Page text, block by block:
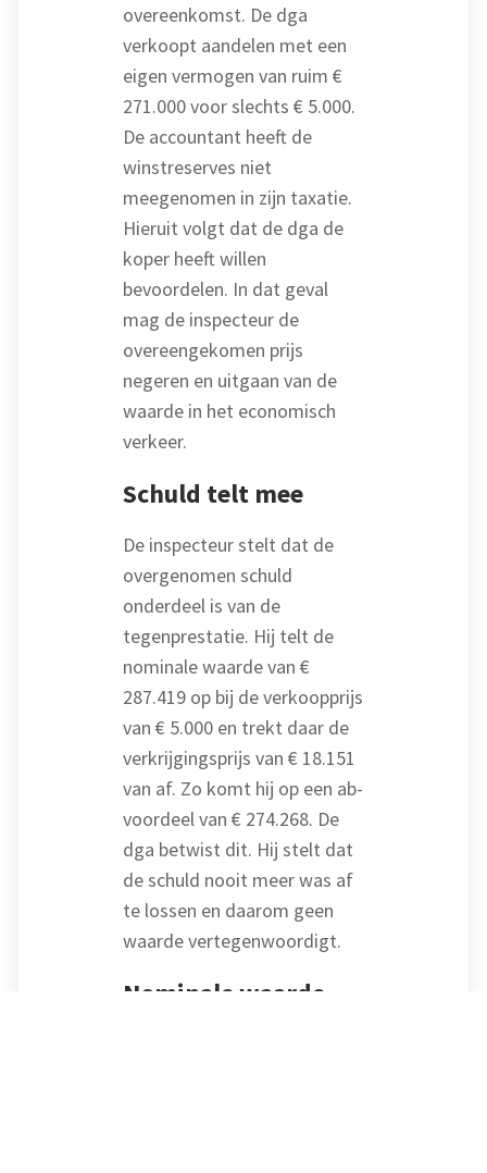
overeenkomst. De dga
verkoopt aandelen met een
eigen vermogen van ruim €
271.000 voor slechts € 5.000.
De accountant heeft de
winstreserves niet
meegenomen in zijn taxatie.
Hieruit volgt dat de dga de
koper heeft willen
bevoordelen. In dat geval
mag de inspecteur de
overeengekomen prijs
negeren en uitgaan van de
waarde in het economisch
verkeer.
Schuld telt mee
De inspecteur stelt dat de
overgenomen schuld
onderdeel is van de
tegenprestatie. Hij telt de
nominale waarde van €
287.419 op bij de verkoopprijs
van € 5.000 en trekt daar de
verkrijgingsprijs van € 18.151
van af. Zo komt hij op een ab-
voordeel van € 274.268. De
dga betwist dit. Hij stelt dat
de schuld nooit meer was af
te lossen en daarom geen
waarde vertegenwoordigt.
Nominale waarde